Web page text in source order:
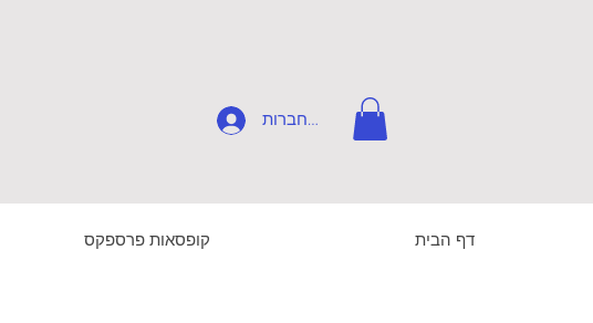
להתחברות
דף הבית קופסאות פרספקס